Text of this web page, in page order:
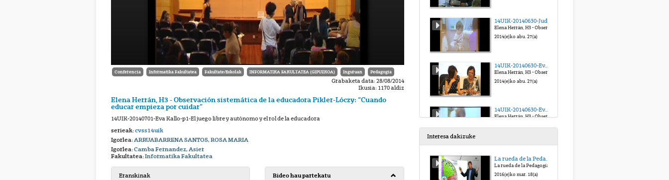
Conferencia Informatika Fakultatea Fakultate/Eskolak INFORMATIKA FAKULTATEA (GIPUZKOA) Inguruan Pedagogia
Grabaketa data: 28/08/2014
Ikusia: 1170 aldiz
Elena Herrán, H3 - Observación sistemática de la educadora Pikler-Lóczy: “Cuando
educar empieza por cuidar”
14UIK-20140701-Eva Kallo-p1-El juego libre y autónomo y el rol de la educadora
serieak:cvss14uik
Igorlea:ARRUABARRENA SANTOS, ROSA MARIA
Igorlea:Camba Fernandez, Asier
Fakultatea:Informatika Fakultatea
Eranskinak Bideo hau partekatu
14UIK-20140630-JudithKelemen-Control de esfínteres en la Escuela Infantil Pikler-Lóczy
Elena Herrán, H3 - Observación sistemática de la educadora Pikler-Lóczy: “Cuando educar empieza por cuidar”
2014(e)ko abu. 27(a)
14UIK-20140630-Eva Kallo-p1-Educar sin violencia
Elena Herrán, H3 - Observación sistemática de la educadora Pikler-Lóczy: “Cuando educar empieza por cuidar”
2014(e)ko abu. 27(a)
14UIK-20140630-Eva Kallo-p2-Educar sin violencia
Elena Herrán, H3 - Observación sistemática de la educadora Pikler-Lóczy: “Cuando educar empieza por cuidar”
2014(e)ko abu. 28(a)
Interesa dakizuke
La rueda de la Pedagogía
La rueda de la Pedagogía
2016(e)ko mar. 18(a)